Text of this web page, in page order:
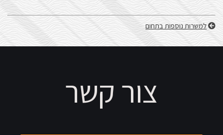
למשרות נוספות בתחום
צור קשר